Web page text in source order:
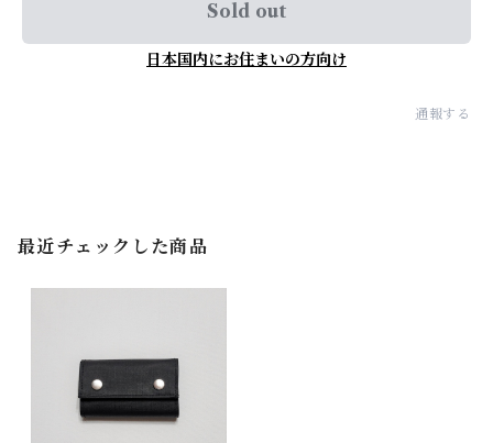
Sold out
日本国内にお住まいの方向け
通報する
最近チェックした商品